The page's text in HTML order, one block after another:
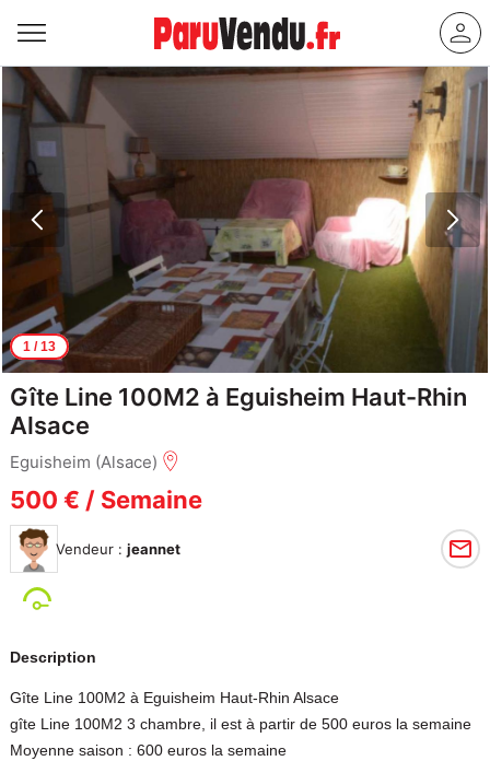
1/ 13
Gîte Line 100M2 à Eguisheim Haut-Rhin
Alsace
Eguisheim (Alsace)
500 € / Semaine
Vendeur : jeannet
Description
Gîte Line 100M2 à Eguisheim Haut-Rhin Alsace
gîte Line 100M2 3 chambre, il est à partir de 500 euros la semaine
Moyenne saison : 600 euros la semaine